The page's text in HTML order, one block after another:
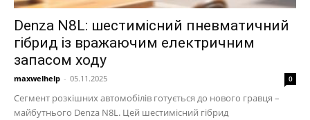
Denza N8L: шестимісний пневматичний
гібрид із вражаючим електричним
запасом ходу
maxwelhelp - 05.11.2025 0
Сегмент розкішних автомобілів готується до нового гравця –
майбутнього Denza N8L. Цей шестимісний гібрид